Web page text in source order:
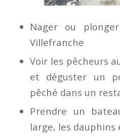
Nager ou
Villefranche
Voir les pêcheurs
et déguster un
pêché dans un
Prendre un
large, les dauphins